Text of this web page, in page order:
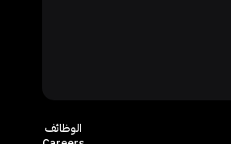
الوظائف